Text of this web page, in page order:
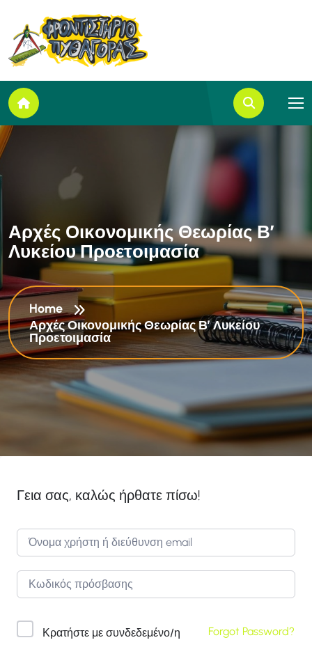
Αρχές ΟικονομικήςΘεωρίαςΒ’
ΛυκείουΠροετοιμασία
Home
Αρχές Οικονομικής Θεωρίας Β’ Λυκείου
Προετοιμασία
Γεια σας, καλώς ήρθατε πίσω!
Κρατήστε με συνδεδεμένο/η Forgot Password?